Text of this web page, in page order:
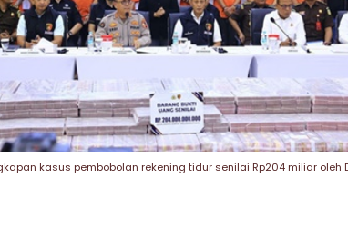
kasus pembobolan rekening tidur senilai Rp204 miliar oleh